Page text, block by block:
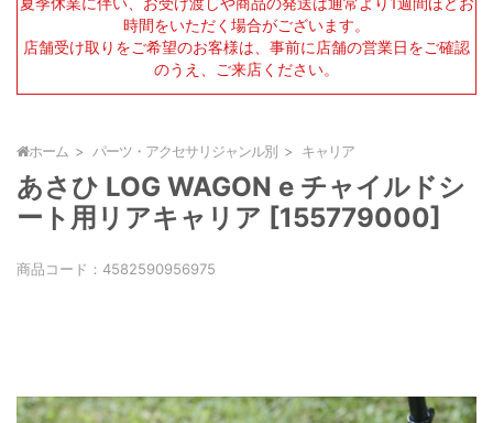
時間をいただく場合がございます。
店舗受け取りをご希望のお客様は、事前に店舗の営業日をご確認
のうえ、ご来店ください。
ホーム パーツ・アクセサリジャンル別 キャリア
あさひ LOG WAGON e チャイルドシ
ート用リアキャリア [155779000]
商品コード： 4582590956975